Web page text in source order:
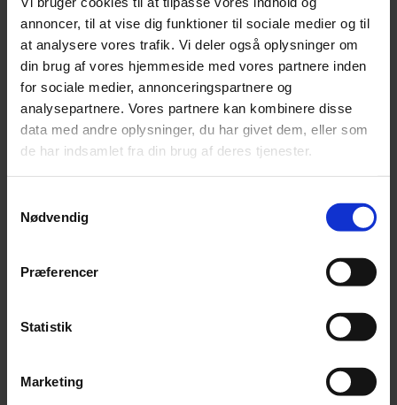
annoncer, til at vise dig funktioner til sociale medier og til
at analysere vores trafik. Vi deler også oplysninger om
din brug af vores hjemmeside med vores partnere inden
for sociale medier, annonceringspartnere og
analysepartnere. Vores partnere kan kombinere disse
data med andre oplysninger, du har givet dem, eller som
de har indsamlet fra din brug af deres tjenester.
Nødvendig
Præferencer
Statistik
Marketing
Tilia
Tynn Silk Mohair
Se alle Mohair
Bella
Bella Color
Desiderio
Mulberry Silk
Leonora
Alpaka
Alice
Alva